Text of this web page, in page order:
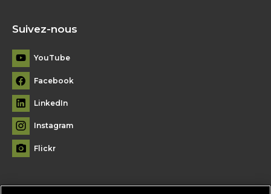
Suivez-nous
YouTube
Facebook
LinkedIn
Instagram
Flickr